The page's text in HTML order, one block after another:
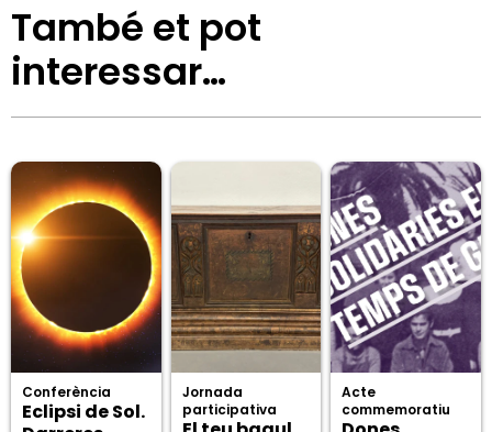
També et pot
interessar…
Conferència
Eclipsi de Sol.
Jornada
participativa
Acte
commemoratiu